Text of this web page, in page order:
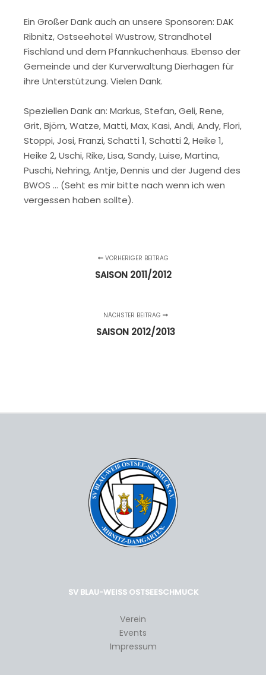
Ein Großer Dank auch an unsere Sponsoren: DAK
Ribnitz, Ostseehotel Wustrow, Strandhotel
Fischland und dem Pfannkuchenhaus. Ebenso der
Gemeinde und der Kurverwaltung Dierhagen für
ihre Unterstützung. Vielen Dank.
Speziellen Dank an: Markus, Stefan, Geli, Rene,
Grit, Björn, Watze, Matti, Max, Kasi, Andi, Andy, Flori,
Stoppi, Josi, Franzi, Schatti 1, Schatti 2, Heike 1,
Heike 2, Uschi, Rike, Lisa, Sandy, Luise, Martina,
Puschi, Nehring, Antje, Dennis und der Jugend des
BWOS … (Seht es mir bitte nach wenn ich wen
vergessen haben sollte).
VORHERIGER BEITRAG
SAISON 2011/2012
NÄCHSTER BEITRAG
SAISON 2012/2013
SV BLAU-WEISS OSTSEESCHMUCK
Verein
Events
Impressum